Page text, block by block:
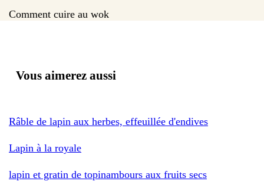
Comment cuire au wok
Vous aimerez aussi
Râble de lapin aux herbes, effeuillée d'endives
Lapin à la royale
lapin et gratin de topinambours aux fruits secs